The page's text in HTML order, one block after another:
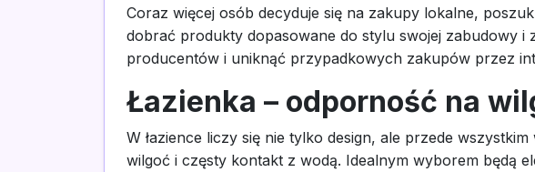
Coraz więcej osób decyduje się na zakupy lokalne,
dobrać produkty dopasowane do stylu swojej zabudowy
producentów i uniknąć przypadkowych zakupów przez
Łazienka – odporność na
W łazience liczy się nie tylko design, ale przede
wilgoć i częsty kontakt z wodą. Idealnym wyborem będą